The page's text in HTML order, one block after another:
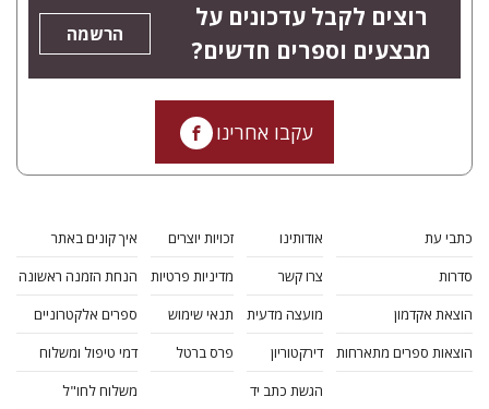
רוצים לקבל עדכונים על
מבצעים וספרים חדשים?
הרשמה
עקבו אחרינו
כתבי עת
סדרות
הוצאת אקדמון
הוצאות ספרים מתארחות
אודותינו
צרו קשר
מועצה מדעית
דירקטוריון
הגשת כתב יד
זכויות יוצרים
מדיניות פרטיות
תנאי שימוש
פרס ברטל
איך קונים באתר
הנחת הזמנה ראשונה
ספרים אלקטרוניים
דמי טיפול ומשלוח
משלוח לחו"ל